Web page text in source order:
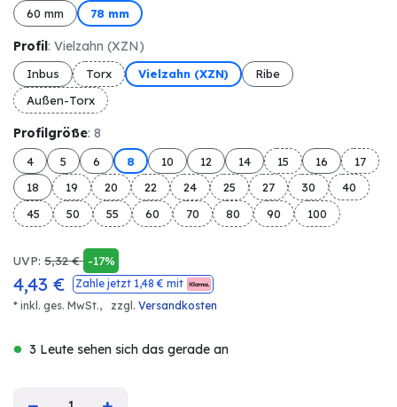
60 mm 78 mm
Profil: Vielzahn (XZN)
Inbus Torx Vielzahn (XZN)
Ribe
Außen-Torx
Profilgröße: 8
4 5 6 8 10 12 14 15 16
17
18
19 20 22 24 25 27 30
40
45
50 55 60 70 80 90 100
UVP: 5,32€ -17%
4,43 € Zahle jetzt 1,48 € mit
* inkl. ges. MwSt.,
zzgl. Versandkosten
3 Leute sehen sich das gerade an